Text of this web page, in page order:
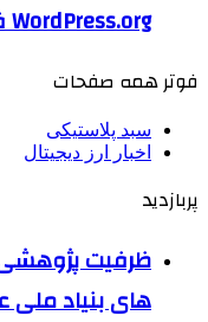
WordPress.org فارسی
فوتر همه صفحات
سبد پلاستیکی
اخبار ارز دیجیتال
پربازدید
ظرفیت
های بنیاد ملی